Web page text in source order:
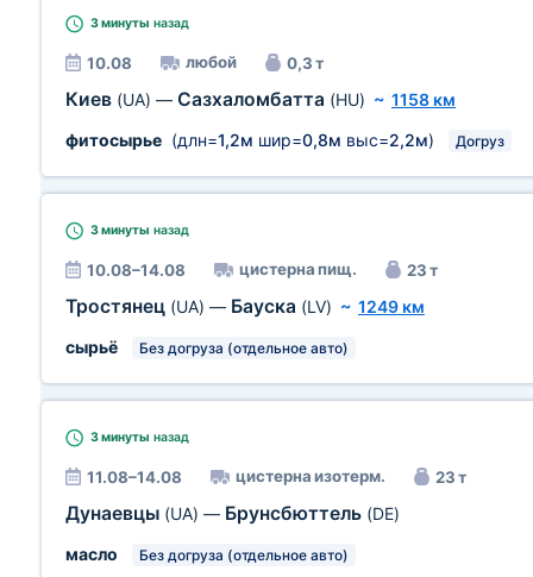
3 минуты назад
10.08 любой 0,3 т
Киев (UA) — Сазхаломбатта (HU) ~ 1158 км
фитосырье (длн=1,2м шир=0,8м выс=2,2м) Догруз
3 минуты назад
10.08–14.08 цистерна пищ. 23 т
Тростянец (UA) — Бауска (LV) ~ 1249 км
сырьё
Без догруза (отдельное авто)
3 минуты назад
11.08–14.08 цистерна изотерм. 23 т
Дунаевцы (UA) — Брунсбюттель (DE)
масло
Без догруза (отдельное авто)